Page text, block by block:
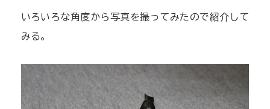
いろいろな角度から写真を撮ってみたので紹介して
みる。